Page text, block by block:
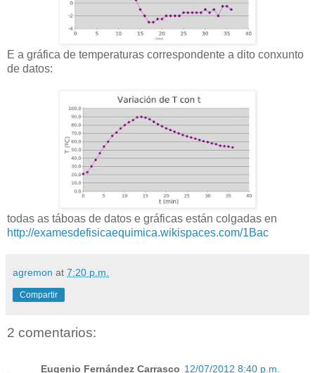
E a gráfica de temperaturas correspondente a dito conxunto
de datos:
todas as táboas de datos e gráficas están colgadas en
http://examesdefisicaequimica.wikispaces.com/1Bac
agremon at 7:20 p.m.
Compartir
2 comentarios:
Eugenio Fernández Carrasco 12/07/2012 8:40 p.m.